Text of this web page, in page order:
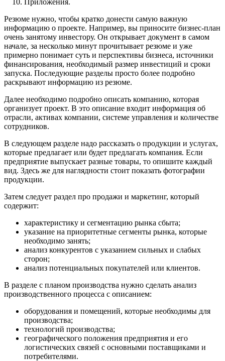
Резюме нужно, чтобы кратко донести самую важную
информацию о проекте. Например, вы приносите бизнес-план
очень занятому инвестору. Он открывает документ в самом
начале, за несколько минут прочитывает резюме и уже
примерно понимает суть и перспективы бизнеса, источники
финансирования, необходимый размер инвестиций и сроки
запуска. Последующие разделы просто более подробно
раскрывают информацию из резюме.
Далее необходимо подробно описать компанию, которая
организует проект. В это описание входит информация об
отрасли, активах компании, системе управления и количестве
сотрудников.
В следующем разделе надо рассказать о продукции и услугах,
которые предлагает или будет предлагать компания. Если
предприятие выпускает разные товары, то опишите каждый
вид. Здесь же для наглядности стоит показать фотографии
продукции.
Затем следует раздел про продажи и маркетинг, который
содержит:
характеристику и сегментацию рынка сбыта;
указание на приоритетные сегменты рынка, которые
необходимо занять;
анализ конкурентов с указанием сильных и слабых
сторон;
анализ потенциальных покупателей или клиентов.
В разделе с планом производства нужно сделать анализ
производственного процесса с описанием:
оборудования и помещений, которые необходимы для
производства;
технологий производства;
географического положения предприятия и его
логистических связей с основными поставщиками и
потребителями.